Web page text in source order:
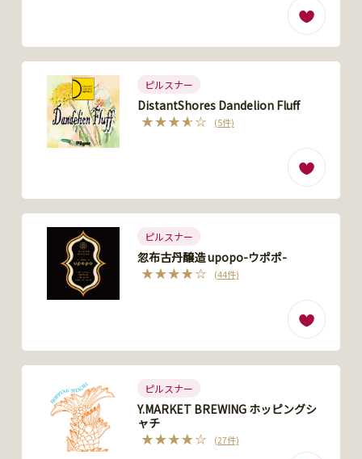
ピルスナー
DistantShores Dandelion Fluff
(5件)
ピルスナー
忽布古丹醸造 upopo-ウポポ-
(44件)
ピルスナー
Y.MARKET BREWING ホッピングシ
ャチ
(27件)